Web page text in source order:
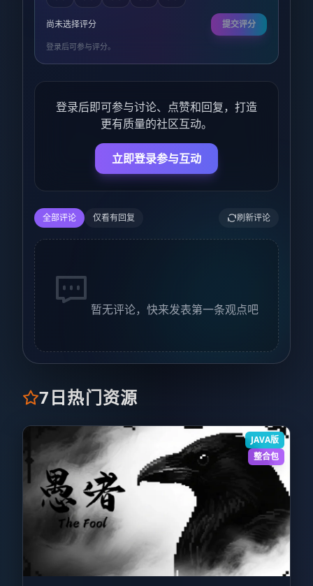
尚未选择评分 提交评分
登录后可参与评分。
登录后即可参与讨论、点赞和回复，打造
更有质量的社区互动。
立即登录参与互动
全部评论 仅看有回复 刷新评论
暂无评论，快来发表第一条观点吧
7日热门资源
JAVA版
整合包